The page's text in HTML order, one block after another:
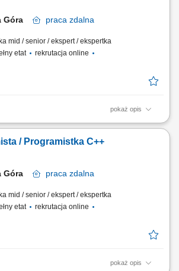
Góra praca zdalna
mid / senior / ekspert / ekspertka
etat
rekrutacja online
pokaż opis
specjalistycznego oprogramowania w
projektowanie rozwiązań zgodnych z
i technicznymi, współpraca z Product
/ Programistka C++
Góra praca zdalna
mid / senior / ekspert / ekspertka
etat
rekrutacja online
pokaż opis